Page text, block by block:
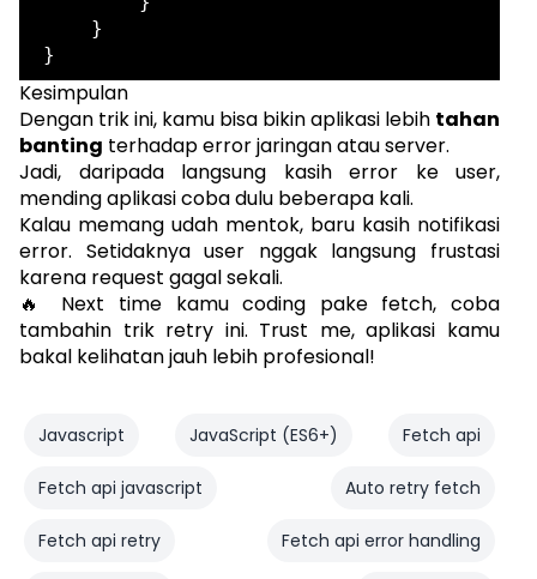
    }
Kesimpulan
Dengan trik ini, kamu bisa bikin aplikasi lebih tahan
banting terhadap error jaringan atau server.
Jadi, daripada langsung kasih error ke user,
mending aplikasi coba dulu beberapa kali.
Kalau memang udah mentok, baru kasih notifikasi
error. Setidaknya user nggak langsung frustasi
karena request gagal sekali.
🔥 Next time kamu coding pake fetch, coba
tambahin trik retry ini. Trust me, aplikasi kamu
bakal kelihatan jauh lebih profesional!
Javascript JavaScript (ES6+) Fetch api
Fetch api javascript Auto retry fetch
Fetch api retry Fetch api error handling